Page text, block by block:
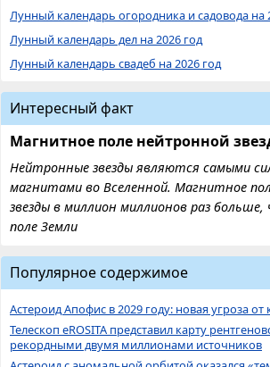
Лунный календарь огородника и садовода на
Лунный календарь дел на 2026 год
Лунный календарь свадеб на 2026 год
Интересный факт
Магнитное поле нейтронной
Нейтронные звезды являются самыми
магнитами во Вселенной. Магнитное
звезды в миллион миллионов раз
поле Земли
Популярное содержимое
Астероид Апофис в 2029 году: новая угроза
Телескоп eROSITA представил карту
рекордными двумя миллионами источников